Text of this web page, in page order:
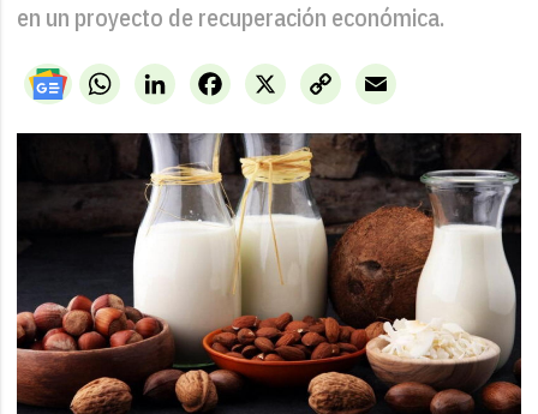
en un proyecto de recuperación económica.
WhatsAppLinkedIn X
Facebook
Copy
Link
Email